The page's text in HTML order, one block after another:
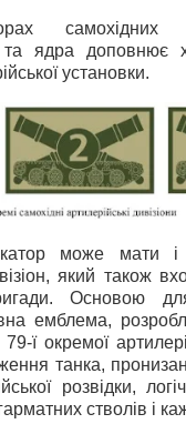
самохідних
та ядра доповнює
установки.
може мати і
який також
Основою
емблема,
79-ї окремої
танка,
розвідки,
стволів і